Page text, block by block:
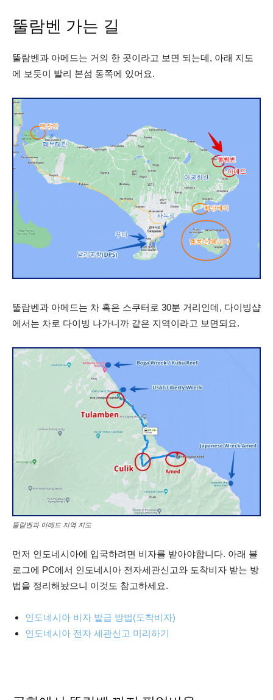
뚤람벤 가는 길
뚤람벤과 아메드는 거의 한 곳이라고 보면 되는데, 아래 지도
에 보듯이 발리 본섬 동쪽에 있어요.
뚤람벤과 아메드는 차 혹은 스쿠터로 30분 거리인데, 다이빙샵
에서는 차로 다이빙 나가니까 같은 지역이라고 보면되요.
뚤람벤과 아메드 지역 지도
먼저 인도네시아에 입국하려면 비자를 받아야합니다. 아래 블
로그에 PC에서 인도네시아 전자세관신고와 도착비자 받는 방
법을 정리해놨으니 이것도 참고하세요.
인도네시아 비자 발급 방법(도착비자)
인도네시아 전자 세관신고 미리하기